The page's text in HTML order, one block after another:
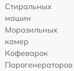
Стиральных
машин
Морозильных
камер
Кофеварок
Парогенераторов